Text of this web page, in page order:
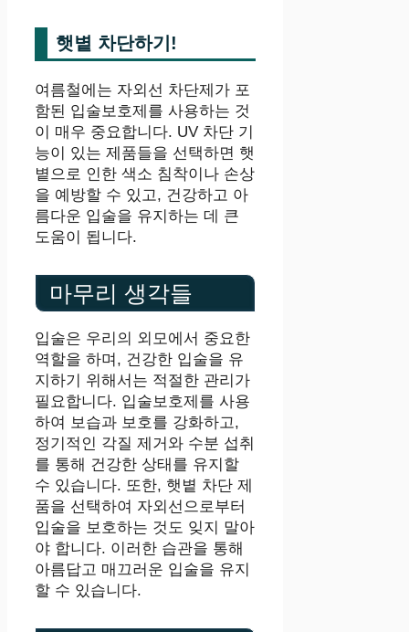
햇볕 차단하기!
여름철에는 자외선 차단제가 포
함된 입술보호제를 사용하는 것
이 매우 중요합니다. UV 차단 기
능이 있는 제품들을 선택하면 햇
볕으로 인한 색소 침착이나 손상
을 예방할 수 있고, 건강하고 아
름다운 입술을 유지하는 데 큰
도움이 됩니다.
마무리 생각들
입술은 우리의 외모에서 중요한
역할을 하며, 건강한 입술을 유
지하기 위해서는 적절한 관리가
필요합니다. 입술보호제를 사용
하여 보습과 보호를 강화하고,
정기적인 각질 제거와 수분 섭취
를 통해 건강한 상태를 유지할
수 있습니다. 또한, 햇볕 차단 제
품을 선택하여 자외선으로부터
입술을 보호하는 것도 잊지 말아
야 합니다. 이러한 습관을 통해
아름답고 매끄러운 입술을 유지
할 수 있습니다.